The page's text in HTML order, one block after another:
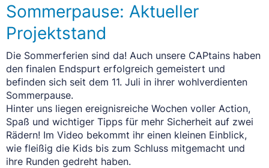
Sommerpause: Aktueller
Projektstand
Die Sommerferien sind da! Auch unsere CAPtains haben
den finalen Endspurt erfolgreich gemeistert und
befinden sich seit dem 11. Juli in ihrer wohlverdienten
Sommerpause.
Hinter uns liegen ereignisreiche Wochen voller Action,
Spaß und wichtiger Tipps für mehr Sicherheit auf zwei
Rädern! Im Video bekommt ihr einen kleinen Einblick,
wie fleißig die Kids bis zum Schluss mitgemacht und
ihre Runden gedreht haben.